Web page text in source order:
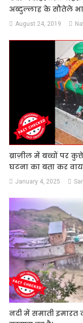
अब्दुल्लाह के सौतेले
August 24, 2019
ब्राज़ील में बच्चों पर
घटना का बता कर
January 4, 2025
नदी में समाती इमारत